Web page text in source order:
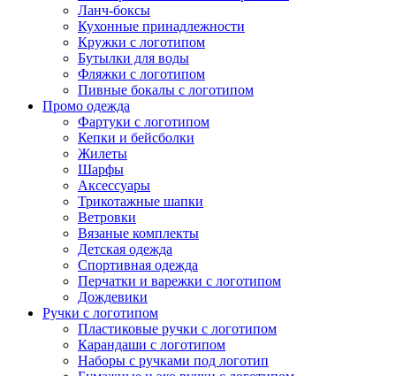
Ланч-боксы
Кухонные принадлежности
Кружки с логотипом
Бутылки для воды
Фляжки с логотипом
Пивные бокалы с логотипом
Промо одежда
Фартуки с логотипом
Кепки и бейсболки
Жилеты
Шарфы
Аксессуары
Трикотажные шапки
Ветровки
Вязаные комплекты
Детская одежда
Спортивная одежда
Перчатки и варежки с логотипом
Дождевики
Ручки с логотипом
Пластиковые ручки с логотипом
Карандаши с логотипом
Наборы с ручками под логотип